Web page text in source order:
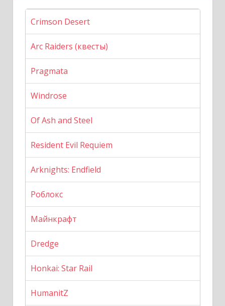
Crimson Desert
Arc Raiders (квесты)
Pragmata
Windrose
Of Ash and Steel
Resident Evil Requiem
Arknights: Endfield
Роблокс
Майнкрафт
Dredge
Honkai: Star Rail
HumanitZ